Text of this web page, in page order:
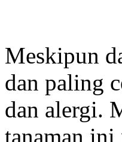
Meskipun
dan paling
dan alergi.
tanaman